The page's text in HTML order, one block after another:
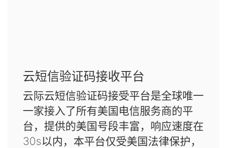
云短信验证码接收平台
云际云短信验证码接受平台是全球唯一
一家接入了所有美国电信服务商的平
台，提供的美国号段丰富，响应速度在
30s以内，本平台仅受美国法律保护，